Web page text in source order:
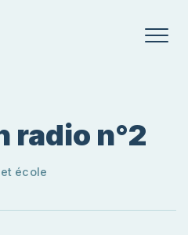
radio n°2
école